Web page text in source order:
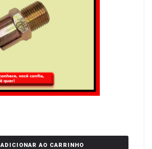
ADICIONAR AO CARRINHO